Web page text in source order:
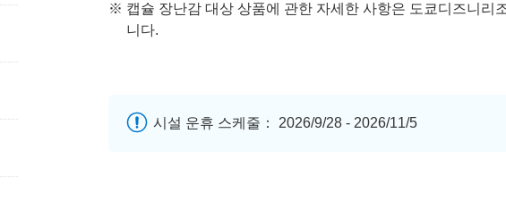
캡슐 장난감 대상 상품에 관한 자세한 사항은 도쿄디즈니
니다.
시설 운휴 스케줄： 2026/9/28 - 2026/11/5